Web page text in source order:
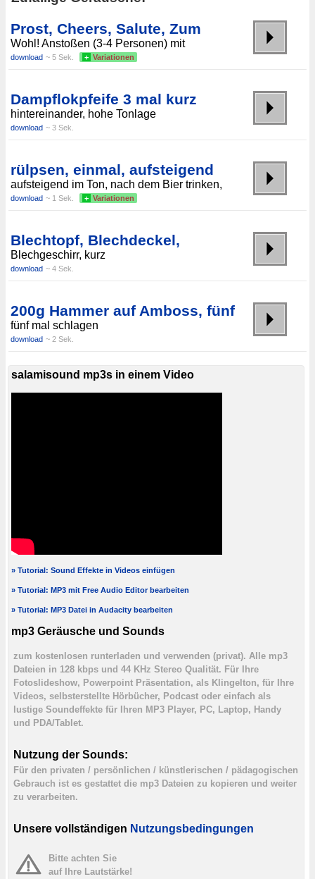
Prost, Cheers, Salute, Zum
Wohl! Anstoßen (3-4 Personen) mit
download ~ 5 Sek. + Variationen
Dampflokpfeife 3 mal kurz
hintereinander, hohe Tonlage
download ~ 3 Sek.
rülpsen, einmal, aufsteigend
aufsteigend im Ton, nach dem Bier trinken,
download ~ 1 Sek. + Variationen
Blechtopf, Blechdeckel,
Blechgeschirr, kurz
download ~ 4 Sek.
200g Hammer auf Amboss, fünf
fünf mal schlagen
download ~ 2 Sek.
salamisound mp3s in einem Video
» Tutorial: Sound Effekte in Videos einfügen
» Tutorial: MP3 mit Free Audio Editor bearbeiten
» Tutorial: MP3 Datei in Audacity bearbeiten
mp3 Geräusche und Sounds
zum kostenlosen runterladen und verwenden (privat). Alle mp3
Dateien in 128 kbps und 44 KHz Stereo Qualität. Für Ihre
Fotoslideshow, Powerpoint Präsentation, als Klingelton, für Ihre
Videos, selbsterstellte Hörbücher, Podcast oder einfach als
lustige Soundeffekte für Ihren MP3 Player, PC, Laptop, Handy
und PDA/Tablet.
Nutzung der Sounds:
Für den privaten / persönlichen / künstlerischen / pädagogischen
Gebrauch ist es gestattet die mp3 Dateien zu kopieren und weiter
zu verarbeiten.
Unsere vollständigen Nutzungsbedingungen
Bitte achten Sie
auf Ihre Lautstärke!